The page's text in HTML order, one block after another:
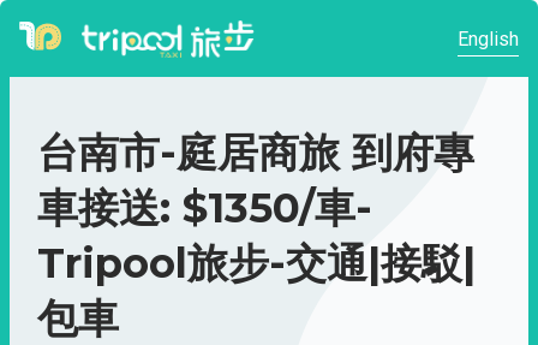
English
台南市-庭居商旅 到府專
車接送: $1350/車-
Tripool旅步-交通|接駁|
包車